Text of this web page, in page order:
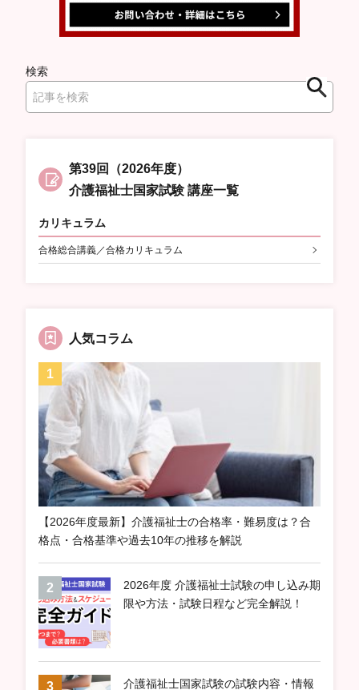
検索
検
第39回（2026年度）
介護福祉士国家試験 講座一覧
カリキュラム
合格総合講義／合格カリキュラム
人気コラム
【2026年度最新】介護福祉士の合格率・難易度は？合
格点・合格基準や過去10年の推移を解説
2026年度 介護福祉士試験の申し込み期
限や方法・試験日程など完全解説！
介護福祉士国家試験の試験内容・情報